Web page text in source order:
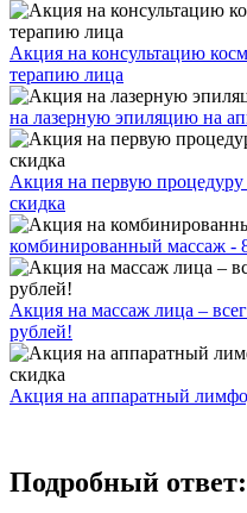
Акция на консультацию
терапию лица
на лазерную эпиляцию на
Акция на первую процедуру
скидка
комбинированный массаж -
Акция на массаж лица –
рублей!
Акция на аппаратный
Подробный ответ: